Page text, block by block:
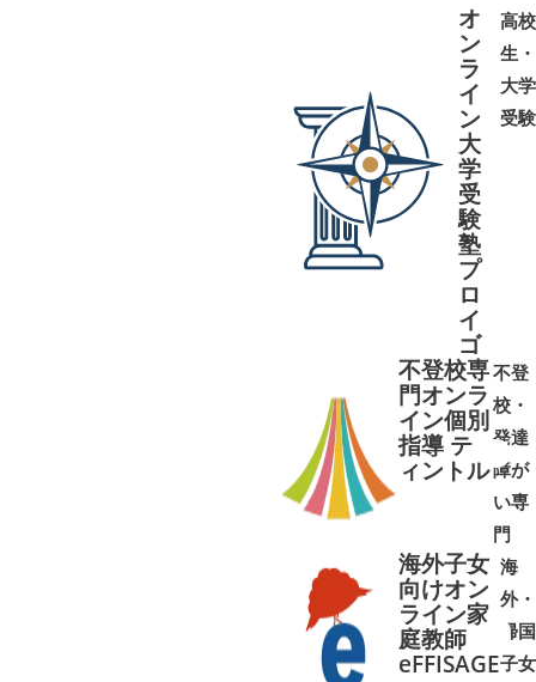
オ
ン
ラ
イ
ン
大
学
受
験
塾
プ
ロ
イ
ゴ
高校
生・
大学
受験
不登校専
門オンラ
イン個別
指導 テ
ィントル
不登
校・
発達
障が
い専
門
➜➜
海外子女
向けオン
ライン家
庭教師
eFFISAGE
海
外・
帰国
子女
➜➜